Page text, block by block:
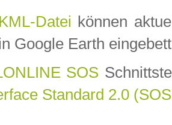
KML-Datei können
Google Earth
SOS
Standard 2.0